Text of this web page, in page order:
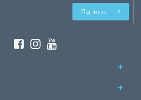
Підписка